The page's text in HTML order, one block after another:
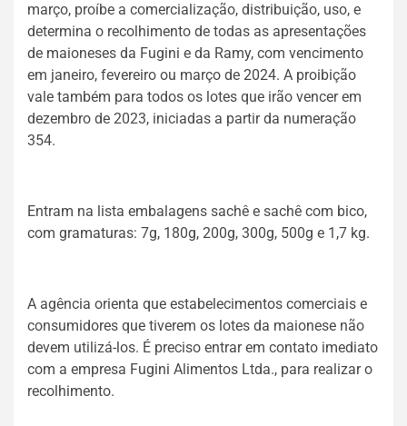
março, proíbe a comercialização, distribuição, uso, e
determina o recolhimento de todas as apresentações
de maioneses da Fugini e da Ramy, com vencimento
em janeiro, fevereiro ou março de 2024. A proibição
vale também para todos os lotes que irão vencer em
dezembro de 2023, iniciadas a partir da numeração
354.
Entram na lista embalagens sachê e sachê com bico,
com gramaturas: 7g, 180g, 200g, 300g, 500g e 1,7 kg.
A agência orienta que estabelecimentos comerciais e
consumidores que tiverem os lotes da maionese não
devem utilizá-los. É preciso entrar em contato imediato
com a empresa Fugini Alimentos Ltda., para realizar o
recolhimento.